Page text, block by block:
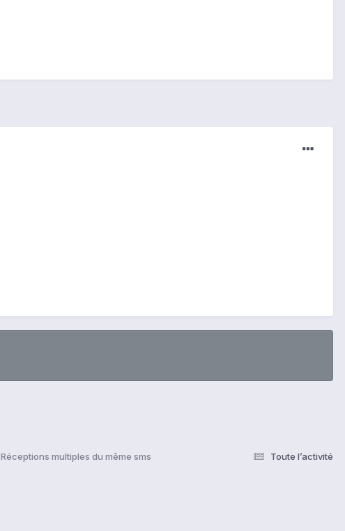
Toute l’activité
Réceptions multiples du même sms